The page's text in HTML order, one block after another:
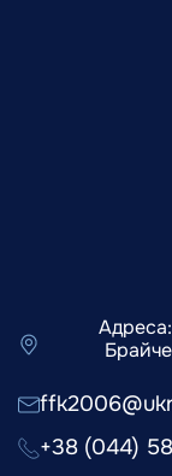
+38 (044)